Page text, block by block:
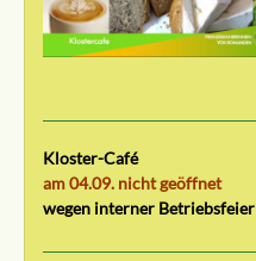
Kloster-Café
am 04.09. nicht geöffnet
wegen interner Betriebsfeier